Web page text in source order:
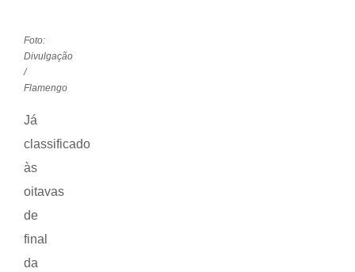
Foto:
Divulgação
/
Flamengo
Já
classificado
às
oitavas
de
final
da